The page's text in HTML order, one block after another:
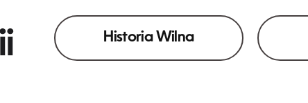
Historia Wilna